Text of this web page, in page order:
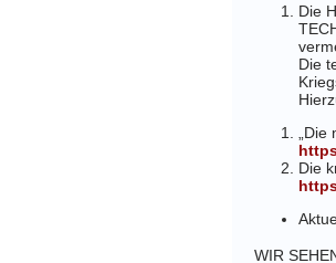
Die
Die
Die
WIR